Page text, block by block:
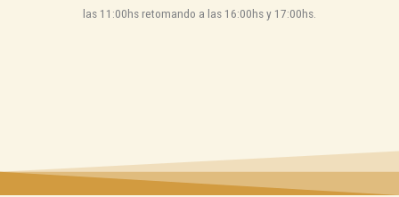
las 11:00hs retomando a las 16:00hs y 17:00hs.